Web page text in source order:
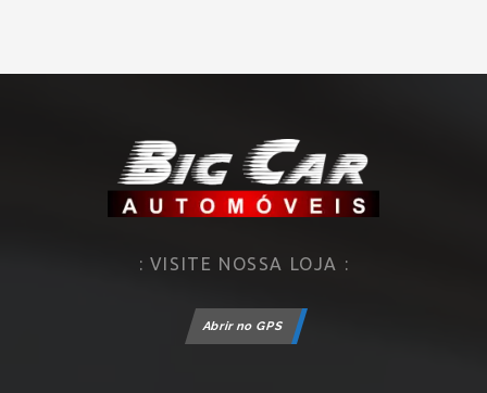
: VISITE NOSSA LOJA :
Abrir no GPS